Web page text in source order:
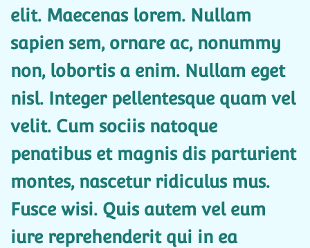
elit. Maecenas lorem. Nullam
sapien sem, ornare ac, nonummy
non, lobortis a enim. Nullam eget
nisl. Integer pellentesque quam vel
velit. Cum sociis natoque
penatibus et magnis dis parturient
montes, nascetur ridiculus mus.
Fusce wisi. Quis autem vel eum
iure reprehenderit qui in ea